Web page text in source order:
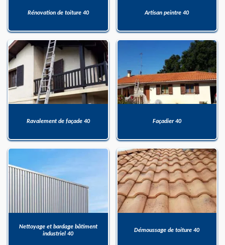
Rénovation de toiture 40 Artisan peintre 40
Ravalement de façade 40 Façadier 40
Nettoyage et bardage bâtiment
industriel 40
Démoussage de toiture 40